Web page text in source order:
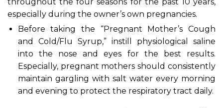
throughout the four seasons for the past 10 years,
especially during the owner’s own pregnancies.
Before taking the “Pregnant Mother’s Cough
and Cold/Flu Syrup,” instill physiological saline
into the nose and eyes for the best results.
Especially, pregnant mothers should consistently
maintain gargling with salt water every morning
and evening to protect the respiratory tract daily.